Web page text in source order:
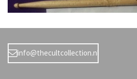
info@thecultcollection.nl